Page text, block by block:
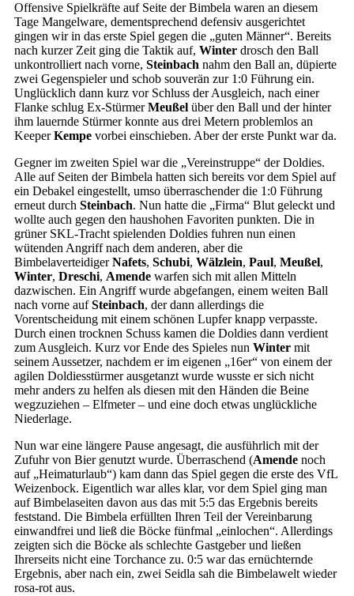
Offensive Spielkräfte auf Seite der Bimbela waren an diesem
Tage Mangelware, dementsprechend defensiv ausgerichtet
gingen wir in das erste Spiel gegen die „guten Männer“. Bereits
nach kurzer Zeit ging die Taktik auf, Winter drosch den Ball
unkontrolliert nach vorne, Steinbach nahm den Ball an, düpierte
zwei Gegenspieler und schob souverän zur 1:0 Führung ein.
Unglücklich dann kurz vor Schluss der Ausgleich, nach einer
Flanke schlug Ex-StürmerMeußel über den Ball und der hinter
ihm lauernde Stürmer konnte aus drei Metern problemlos an
KeeperKempe vorbei einschieben. Aber der erste Punkt war da.
Gegner im zweiten Spiel war die „Vereinstruppe“ der Doldies.
Alle auf Seiten der Bimbela hatten sich bereits vor dem Spiel auf
ein Debakel eingestellt, umso überraschender die 1:0 Führung
erneut durch Steinbach. Nun hatte die „Firma“ Blut geleckt und
wollte auch gegen den haushohen Favoriten punkten. Die in
grüner SKL-Tracht spielenden Doldies fuhren nun einen
wütenden Angriff nach dem anderen, aber die
BimbelaverteidigerNafets, Schubi, Wälzlein, Paul, Meußel,
Winter, Dreschi, Amende warfen sich mit allen Mitteln
dazwischen. Ein Angriff wurde abgefangen, einem weiten Ball
nach vorne aufSteinbach, der dann allerdings die
Vorentscheidung mit einem schönen Lupfer knapp verpasste.
Durch einen trocknen Schuss kamen die Doldies dann verdient
zum Ausgleich. Kurz vor Ende des Spieles nun Winter mit
seinem Aussetzer, nachdem er im eigenen „16er“ von einem der
agilen Doldiesstürmer ausgetanzt wurde wusste er sich nicht
mehr anders zu helfen als diesen mit den Händen die Beine
wegzuziehen – Elfmeter – und eine doch etwas unglückliche
Niederlage.
Nun war eine längere Pause angesagt, die ausführlich mit der
Zufuhr von Bier genutzt wurde. Überraschend (Amende noch
auf „Heimaturlaub“) kam dann das Spiel gegen die erste des VfL
Weizenbock. Eigentlich war alles klar, vor dem Spiel ging man
auf Bimbelaseiten davon aus das mit 5:5 das Ergebnis bereits
feststand. Die Bimbela erfüllten Ihren Teil der Vereinbarung
einwandfrei und ließ die Böcke fünfmal „einlochen“. Allerdings
zeigten sich die Böcke als schlechte Gastgeber und ließen
Ihrerseits nicht eine Torchance zu. 0:5 war das ernüchternde
Ergebnis, aber nach ein, zwei Seidla sah die Bimbelawelt wieder
rosa-rot aus.